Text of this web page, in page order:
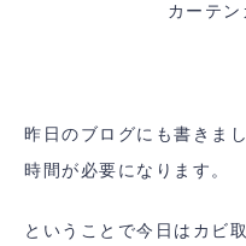
カーテ
昨日のブログにも書きま
時間が必要になります。
ということで今日はカビ